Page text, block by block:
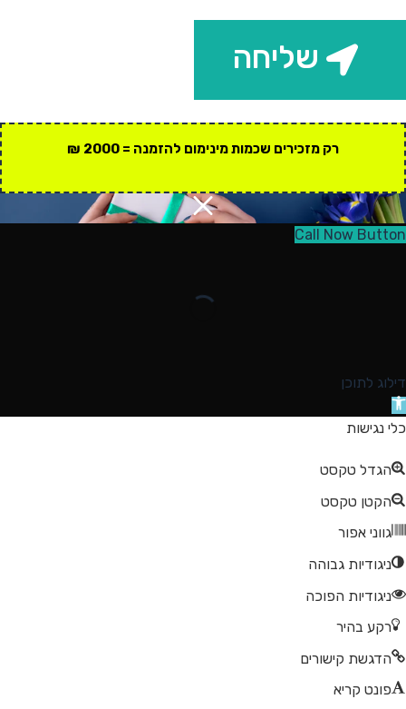
שליחה
רק מזכירים שכמות מינימום להזמנה = 2000 ₪
Call Now Button
דילוג לתוכן
פתח
סרגל
כלי נגישות
הגדל טקסט
הקטן טקסט
גווני אפור
ניגודיות גבוהה
ניגודיות הפוכה
רקע בהיר
הדגשת קישורים
פונט קריא